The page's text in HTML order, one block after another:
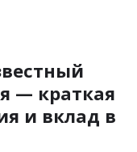
— краткая
и вклад в